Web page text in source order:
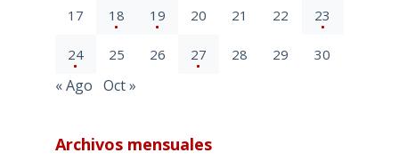
17 18 19 20 21 22 23
24 25 26 27 28 29 30
« Ago Oct »
Archivos mensuales